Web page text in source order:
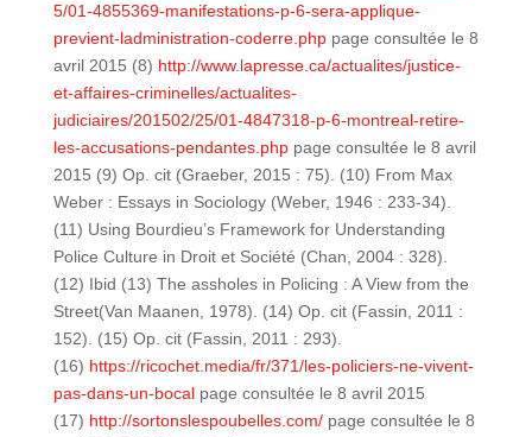
5/01-4855369-manifestations-p-6-sera-applique-
previent-ladministration-coderre.phppage consultée le 8
avril 2015 (8) http://www.lapresse.ca/actualites/justice-
et-affaires-criminelles/actualites-
judiciaires/201502/25/01-4847318-p-6-montreal-retire-
les-accusations-pendantes.phppage consultée le 8 avril
2015 (9) Op. cit (Graeber, 2015 : 75). (10) From Max
Weber : Essays in Sociology (Weber, 1946 : 233-34).
(11) Using Bourdieu’s Framework for Understanding
Police Culture in Droit et Société (Chan, 2004 : 328).
(12) Ibid (13) The assholes in Policing : A View from the
Street(Van Maanen, 1978). (14) Op. cit (Fassin, 2011 :
152). (15) Op. cit (Fassin, 2011 : 293).
(16) https://ricochet.media/fr/371/les-policiers-ne-vivent-
pas-dans-un-bocalpage consultée le 8 avril 2015
(17) http://sortonslespoubelles.com/page consultée le 8